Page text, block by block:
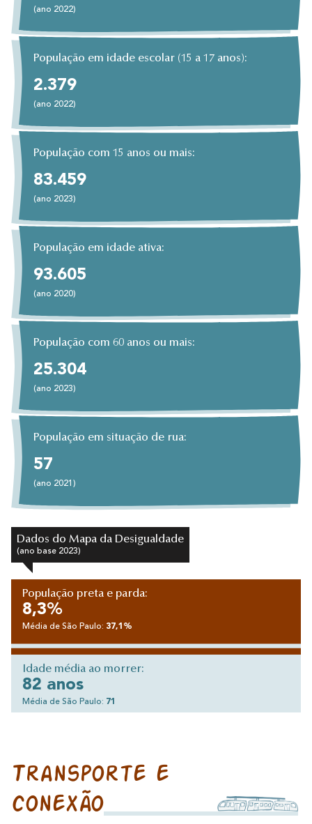
(ano 2022)
População em idade escolar (15 a 17 anos):
2.379
(ano 2022)
População com 15 anos ou mais:
83.459
(ano 2023)
População em idade ativa:
93.605
(ano 2020)
População com 60 anos ou mais:
25.304
(ano 2023)
População em situação de rua:
57
(ano 2021)
Dados do Mapa da Desigualdade
(ano base 2023)
População preta e parda:
8,3%
Média de São Paulo: 37,1%
Idade média ao morrer:
82 anos
Média de São Paulo: 71
Transporte e
conexão